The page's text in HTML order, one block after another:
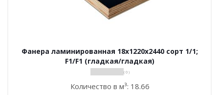
Фанера ламинированная 18х1220х2440 сорт 1/1;
F1/F1 (гладкая/гладкая)
( 0 )
Количество в м³: 18.66